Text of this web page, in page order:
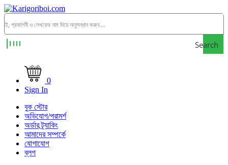
Search
0
Sign In
বুক স্টোর
অভিযোগ/পরামর্শ
অর্ডার ট্র্যাকিং
আমাদের সম্পর্কে
যোগাযোগ
ব্লগ